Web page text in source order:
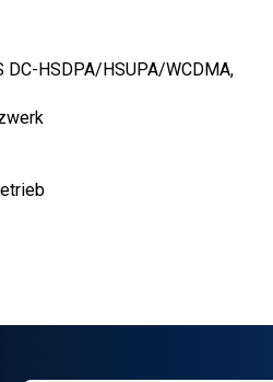
DC-HSDPA/HSUPA/WCDMA,